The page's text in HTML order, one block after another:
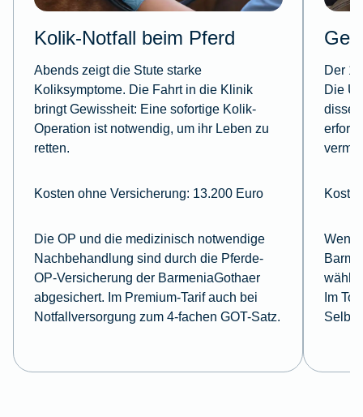
Kolik-Notfall beim Pferd
Abends zeigt die Stute starke
Koliksymptome. Die Fahrt in die Klinik
bringt Gewissheit: Eine sofortige Kolik-
Operation ist notwendig, um ihr Leben zu
retten.
Kosten ohne Versicherung: 13.200 Euro
Die OP und die medizinisch notwendige
Nachbehandlung sind durch die Pferde-
OP-Versicherung der BarmeniaGothaer
abgesichert. Im Premium-Tarif auch bei
Notfallversorgung zum 4-fachen GOT-Satz.
Der
Die
Wenn
Im